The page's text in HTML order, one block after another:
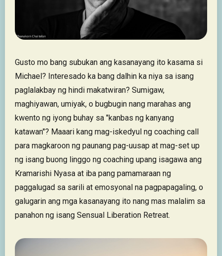
Gusto mo bang subukan ang kasanayang ito kasama si
Michael? Interesado ka bang dalhin ka niya sa isang
paglalakbay ng hindi makatwiran? Sumigaw,
maghiyawan, umiyak, o bugbugin nang marahas ang
kwento ng iyong buhay sa "kanbas ng kanyang
katawan"? Maaari kang mag-iskedyul ng coaching call
para magkaroon ng paunang pag-uusap at mag-set up
ng isang buong linggo ng coaching upang isagawa ang
Kramarishi Nyasa at iba pang pamamaraan ng
paggalugad sa sarili at emosyonal na pagpapagaling, o
galugarin ang mga kasanayang ito nang mas malalim sa
panahon ng isang Sensual Liberation Retreat.